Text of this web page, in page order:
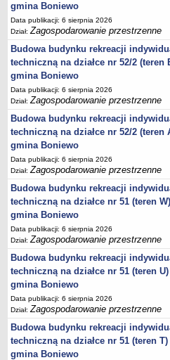
Rejestr Instytucji Kultury
Zestawienie przedsiębiorców w
bezodpływowych lub osadników
AKTUALNOŚCI GMINY BONIEWO
FINANSE GMINY
Majątek gminy
Budżet
sprawozdania z wykonania
Plan postępowań na 2026 rok
Plan postępowań o udzielenie
Plan postępowań na rok 2024
Plan postępowań o udzielenie
Plan postępowań o udzielenie
Plan postępowań w 2021 roku
Plan postępowań o udzielenie
Plan postępowań o udzielenie
Plan postępowań o udzielenie
Plan postępowań o udzielenie
Dług publiczny, Pomoc publiczna
Realizacja inwestycji
gmina Boniewo
Data publikacji: 6 sierpnia 2026
Dział:Zagospodarowanie przestrzenne
Budowa budynku rekreacji
techniczną na działce nr 52/2
gmina Boniewo
Data publikacji: 6 sierpnia 2026
Dział:Zagospodarowanie przestrzenne
Budowa budynku rekreacji
techniczną na działce nr 52/2
gmina Boniewo
Data publikacji: 6 sierpnia 2026
Dział:Zagospodarowanie przestrzenne
Budowa budynku rekreacji
techniczną na działce nr 51 (teren
gmina Boniewo
Data publikacji: 6 sierpnia 2026
Dział:Zagospodarowanie przestrzenne
Budowa budynku rekreacji
techniczną na działce nr 51 (teren
gmina Boniewo
Data publikacji: 6 sierpnia 2026
Dział:Zagospodarowanie przestrzenne
Budowa budynku rekreacji
techniczną na działce nr 51 (teren
gmina Boniewo